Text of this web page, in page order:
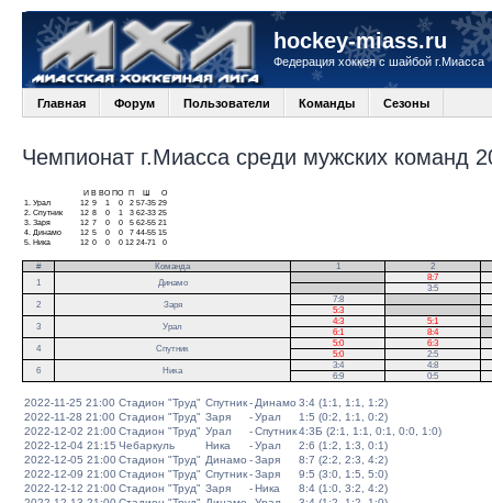
hockey-miass.ru
Федерация хоккея с шайбой г.Миасса
Главная Форум Пользователи Команды Сезоны
Чемпионат г.Миасса среди мужских команд
И В ВО ПО П
О
1.
Урал 12 9 1 0 2 57-35 29
2. Спутник 12 8 0 1 3 62-33 25
3. Заря 12 7 0 0 5 62-55 21
4.
Динамо 12 5 0 0 7 44-55 15
5.
Ника 12 0 0 0 12 24-71 0
# Команда 1
2
1
Динамо
8:7
3:5
2
Заря
7:8
5:3
3
Урал
4:3 5:1
6:1
8:4
4
Спутник
5:0
6:3
5:0
2:5
6
Ника
3:4
4:8
6:9
0:5
2022-11-25 21:00 Стадион "Труд" Спутник- Динамо 3:4 (1:1, 1:1, 1:2)
2022-11-28 21:00 Стадион "Труд" Заря -Урал
1:5 (0:2, 1:1, 0:2)
2022-12-02 21:00Стадион "Труд" Урал -Спутник4:3Б (2:1, 1:1, 0:1, 0:0, 1:0)
2022-12-04 21:15 Чебаркуль Ника -Урал
2:6 (1:2, 1:3, 0:1)
2022-12-05 21:00Стадион "Труд" Динамо -Заря
8:7 (2:2, 2:3, 4:2)
2022-12-09 21:00Стадион "Труд" Спутник-Заря
9:5 (3:0, 1:5, 5:0)
2022-12-12 21:00Стадион "Труд" Заря -Ника
8:4 (1:0, 3:2, 4:2)